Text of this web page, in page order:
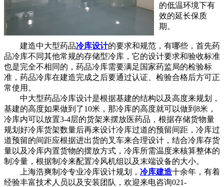
的低温环境下有
效的延长保质
期。
建造中大型药品冷库设计的要求和规范，有哪些，首先药
品冷库不同其他常规的存储型冷库，它的设计要求和验收标准
也是完全不相同的，药品冷库需要满足国家药监局的检验标
准，药品冷库在建造完成之后要通过认证、检验合格后方可正
常使用。
中大型药品冷库设计是根据基建的结构以及高度来规划，
基建的高度如果做到了10米，那冷库的高度就可以做到8米，
冷库内可以放置3-4层的货架来摆放医药品，根据存储货物量
规划好冷库货架数量后再来设计冷库过道的预留间距，冷库过
道预留的间距应根据进出货的叉车来合理设计，结合冷库存货
量以及冷库内置货物的摆放方式，冷库所需温度来核算整体的
制冷量，根据制冷来配置冷风机组以及末端设备的大小。
上海浩爽制冷专业冷库设计规划， 冷库建造十余年，有着
经验丰富技术人员以及安装团队，欢迎来电咨询021-